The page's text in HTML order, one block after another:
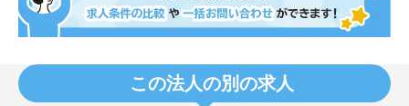
この法人の別の求人